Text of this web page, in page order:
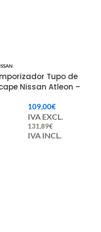
Tupo de
Nissan Atleon –
109,00€
IVA EXCL.
131,89€
IVA INCL.